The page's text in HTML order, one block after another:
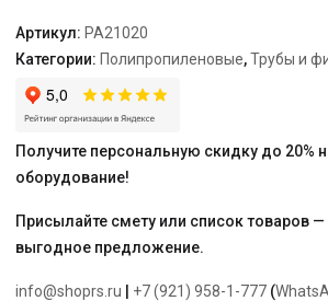
1/4"
"PRO
AQUA"
Артикул: PA21020
Категории: Полипропиленовые,Трубы и
Получите персональную скидку до 20%
оборудование!
Присылайте смету или список товаров
выгодное предложение.
info@shoprs.ru +7 (921) 958-1-777 (